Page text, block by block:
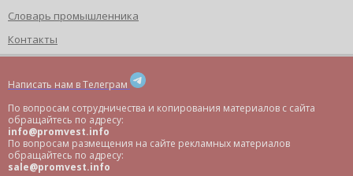
Словарь промышленника
Контакты
Написать нам в Телеграм
По вопросам сотрудничества и копирования материалов с сайта
обращайтесь по адресу:
info@promvest.info
По вопросам размещения на сайте рекламных материалов
обращайтесь по адресу:
sale@promvest.info